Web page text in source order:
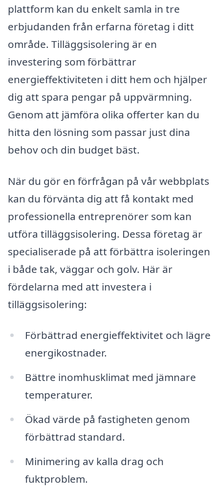
plattform kan du enkelt samla in tre
erbjudanden från erfarna företag i ditt
område. Tilläggsisolering är en
investering som förbättrar
energieffektiviteten i ditt hem och hjälper
dig att spara pengar på uppvärmning.
Genom att jämföra olika offerter kan du
hitta den lösning som passar just dina
behov och din budget bäst.
När du gör en förfrågan på vår webbplats
kan du förvänta dig att få kontakt med
professionella entreprenörer som kan
utföra tilläggsisolering. Dessa företag är
specialiserade på att förbättra isoleringen
i både tak, väggar och golv. Här är
fördelarna med att investera i
tilläggsisolering:
Förbättrad energieffektivitet och lägre
energikostnader.
Bättre inomhusklimat med jämnare
temperaturer.
Ökad värde på fastigheten genom
förbättrad standard.
Minimering av kalla drag och
fuktproblem.